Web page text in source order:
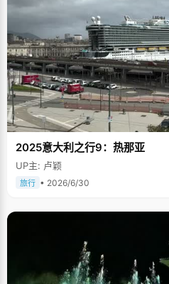
2025意大利之行9：热那亚
UP主: 卢颖
旅行 • 2026/6/30